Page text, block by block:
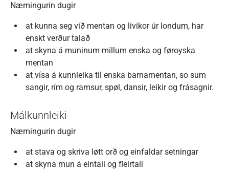
Næmingurin dugir
at kunna seg við mentan og livikor úr londum, har
enskt verður talað
at skyna á muninum millum enska og føroyska
mentan
at vísa á kunnleika til enska barnamentan, so sum
sangir, rím og ramsur, spøl, dansir, leikir og frásagnir.
Málkunnleiki
Næmingurin dugir
at stava og skriva løtt orð og einfaldar setningar
at skyna mun á eintali og fleirtali